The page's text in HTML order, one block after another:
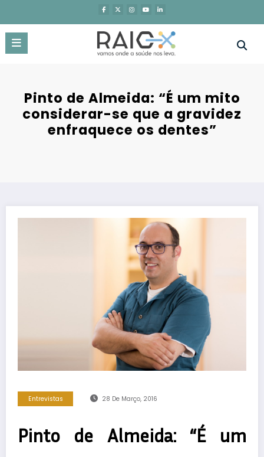
o
conteúdo
Pinto de Almeida: “É um mito
considerar-se que a gravidez
enfraquece os dentes”
Entrevistas 28 De Março, 2016
Pinto de Almeida: “É um